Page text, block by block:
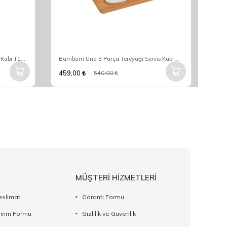
Taşev Dikelta 20 Cm Cam Saklama Kabı T1260 Bambum Una 3 Parça Tereyağı Servis Kabı B2687
459,00 540,00
Formu
MÜŞTERİ HİZMETLERİ
Garanti Formu
Gizlilik ve Güvenlik